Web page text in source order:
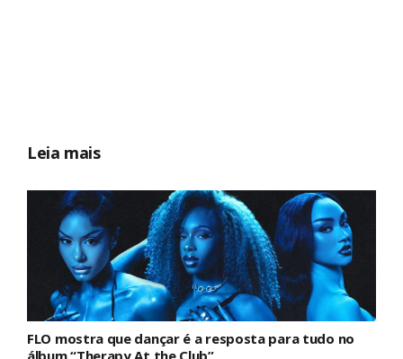
Leia mais
FLO mostra que dançar é a resposta para tudo no
álbum “Therapy At the Club”